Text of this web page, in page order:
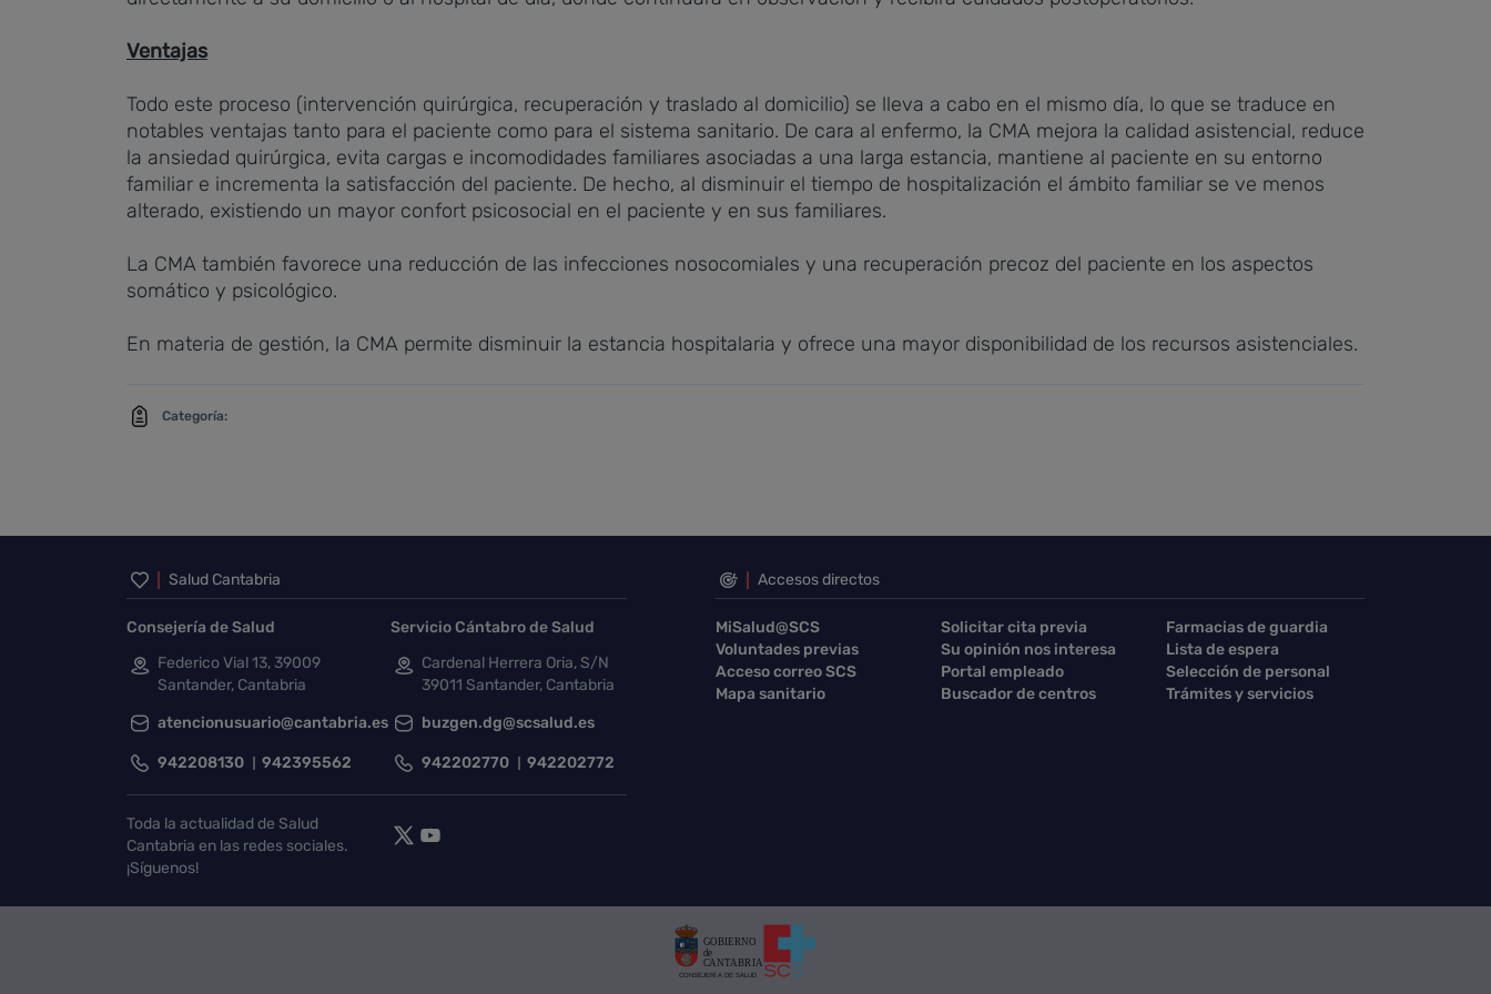
Ventajas
Todo este proceso (intervención quirúrgica, recuperación y traslado al domicilio) se lleva a cabo en el mismo día, lo que se traduce en
notables ventajas tanto para el paciente como para el sistema sanitario. De cara al enfermo, la CMA mejora la calidad asistencial, reduce
la ansiedad quirúrgica, evita cargas e incomodidades familiares asociadas a una larga estancia, mantiene al paciente en su entorno
familiar e incrementa la satisfacción del paciente. De hecho, al disminuir el tiempo de hospitalización el ámbito familiar se ve menos
alterado, existiendo un mayor confort psicosocial en el paciente y en sus familiares.
La CMA también favorece una reducción de las infecciones nosocomiales y una recuperación precoz del paciente en los aspectos
somático y psicológico.
En materia de gestión, la CMA permite disminuir la estancia hospitalaria y ofrece una mayor disponibilidad de los recursos asistenciales.
Categoría:
Inicio del pie de página
Salud Cantabria
Consejería de Salud
Federico Vial 13, 39009
Santander, Cantabria
atencionusuario@cantabria.es
942208130 942395562
Servicio Cántabro de Salud
Cardenal Herrera Oria, S/N
39011 Santander, Cantabria
buzgen.dg@scsalud.es
942202770 942202772
Toda la actualidad de Salud
Cantabria en las redes sociales.
¡Síguenos!
Accesos directos
MiSalud@SCS Solicitar cita previa
Farmacias de guardia
Voluntades previas
Su opinión nos interesa
Lista de espera
Acceso correo SCS
Portal empleado
Selección de personal
Mapa sanitario
Buscador de centros Trámites y servicios